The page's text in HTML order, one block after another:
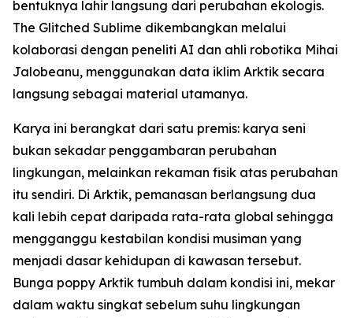
bentuknya lahir langsung dari perubahan ekologis.
The Glitched Sublime dikembangkan melalui
kolaborasi dengan peneliti AI dan ahli robotika Mihai
Jalobeanu, menggunakan data iklim Arktik secara
langsung sebagai material utamanya.
Karya ini berangkat dari satu premis: karya seni
bukan sekadar penggambaran perubahan
lingkungan, melainkan rekaman fisik atas perubahan
itu sendiri. Di Arktik, pemanasan berlangsung dua
kali lebih cepat daripada rata-rata global sehingga
mengganggu kestabilan kondisi musiman yang
menjadi dasar kehidupan di kawasan tersebut.
Bunga poppy Arktik tumbuh dalam kondisi ini, mekar
dalam waktu singkat sebelum suhu lingkungan